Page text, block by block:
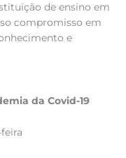
de ensino em
compromisso em
e
da Covid-19